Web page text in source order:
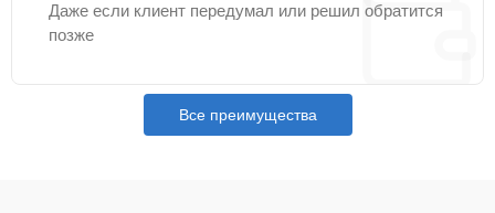
Даже если клиент передумал или решил обратится
позже
Все преимущества